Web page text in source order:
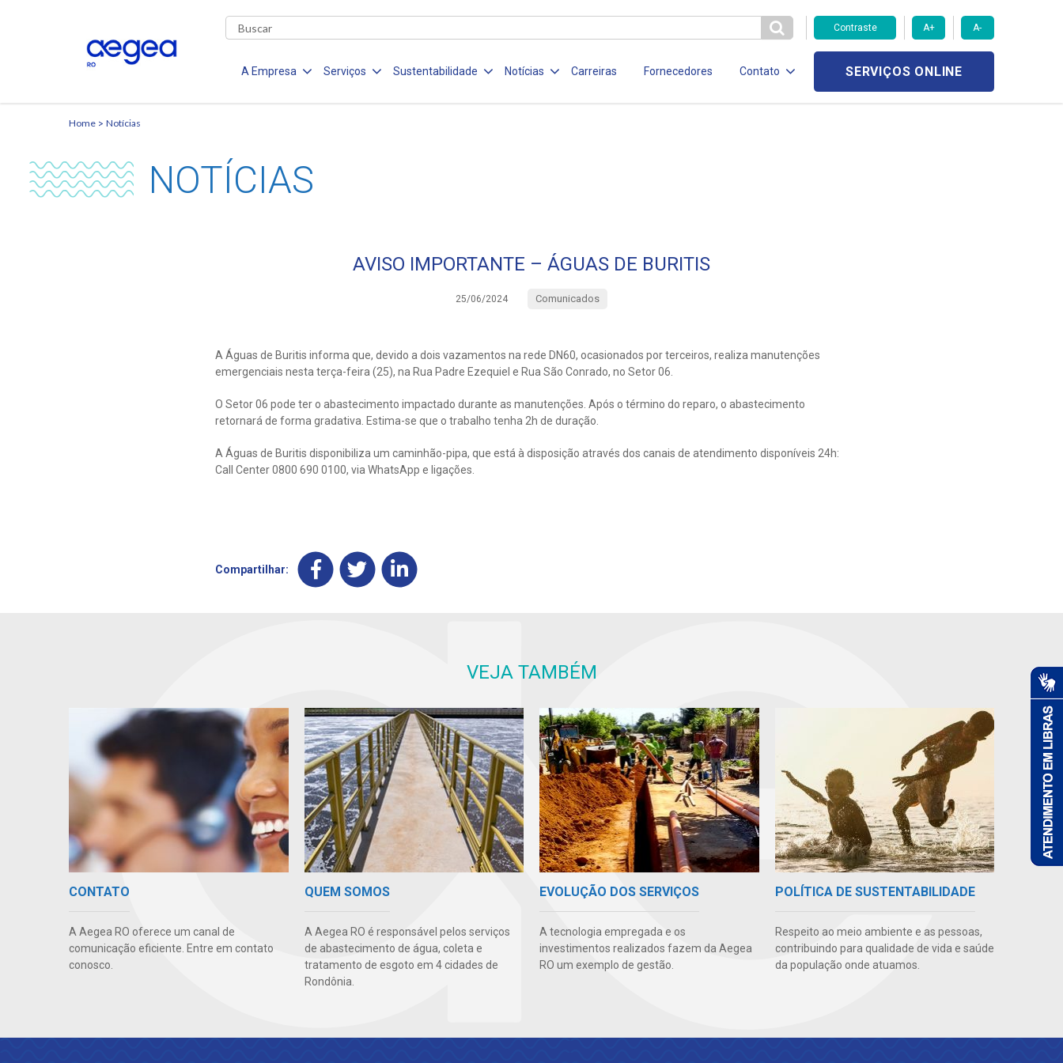
Contraste A+ A-
A Empresa Serviços Sustentabilidade Notícias Carreiras Fornecedores Contato SERVIÇOS ONLINE
Home Notícias
NOTÍCIAS
AVISO IMPORTANTE – ÁGUAS DE BURITIS
25/06/2024 Comunicados
A Águas de Buritis informa que, devido a dois vazamentos na rede DN60, ocasionados por terceiros, realiza manutenções
emergenciais nesta terça-feira (25), na Rua Padre Ezequiel e Rua São Conrado, no Setor 06.
O Setor 06 pode ter o abastecimento impactado durante as manutenções. Após o término do reparo, o abastecimento
retornará de forma gradativa. Estima-se que o trabalho tenha 2h de duração.
A Águas de Buritis disponibiliza um caminhão-pipa, que está à disposição através dos canais de atendimento disponíveis 24h:
Call Center 0800 690 0100, via WhatsApp e ligações.
Compartilhar:
VEJA TAMBÉM
CONTATO
A Aegea RO oferece um canal de
comunicação eficiente. Entre em contato
conosco.
QUEM SOMOS
A Aegea RO é responsável pelos serviços
de abastecimento de água, coleta e
tratamento de esgoto em 4 cidades de
Rondônia.
EVOLUÇÃO DOS SERVIÇOS
A tecnologia empregada e os
investimentos realizados fazem da Aegea
RO um exemplo de gestão.
POLÍTICA DE SUSTENTABILIDADE
Respeito ao meio ambiente e as pessoas,
contribuindo para qualidade de vida e saúde
da população onde atuamos.